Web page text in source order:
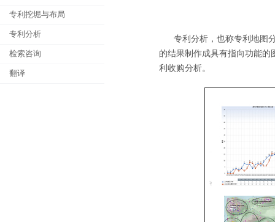
专利挖堀与布局
专利分析
检索咨询
翻译
专利分析，也称专利地图分
的结果制作成具有指向功能
利收购分析。